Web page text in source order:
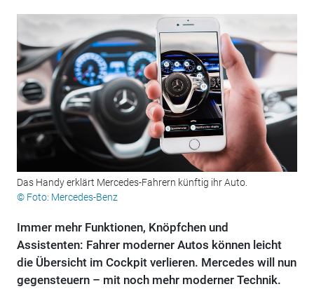
Das Handy erklärt Mercedes-Fahrern künftig ihr Auto.
© Foto: Mercedes-Benz
Immer mehr Funktionen, Knöpfchen und
Assistenten: Fahrer moderner Autos können leicht
die Übersicht im Cockpit verlieren. Mercedes will nun
gegensteuern – mit noch mehr moderner Technik.